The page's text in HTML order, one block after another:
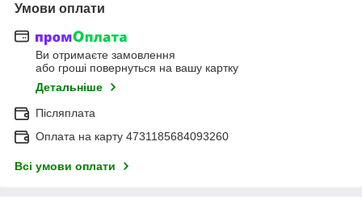
Умови оплати
Ви отримаєте замовлення
або гроші повернуться на вашу картку
Детальніше
Післяплата
Оплата на карту 4731185684093260
Всі умови оплати